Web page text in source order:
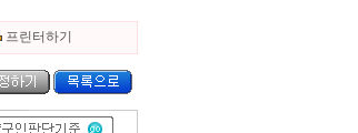
프린터하기